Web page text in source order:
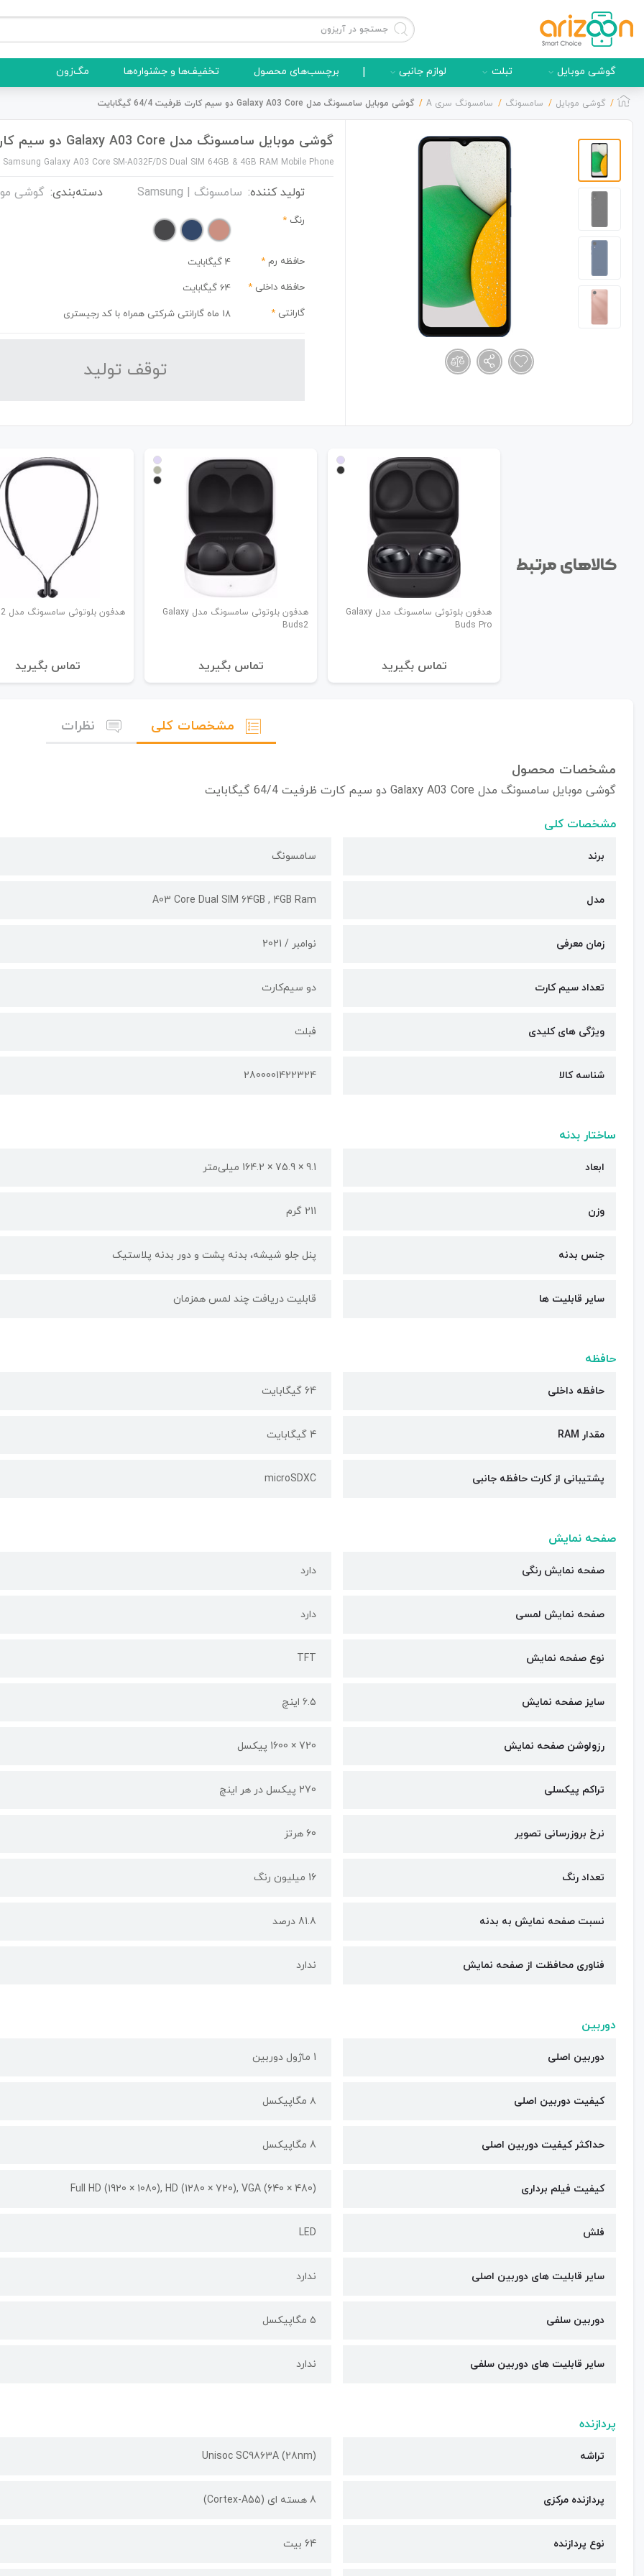
گوشی موبایل
لوازم جانبی
گوشی موبایل تبلت لوازم جانبی برچسب‌های محصول تخفیف‌ها و جشنواره‌ها مگ‌زون
گوشی موبایل سامسونگ سامسونگ سری A گوشی موبایل سامسونگ مدل Galaxy A03 Core دو سیم کارت ظرفیت 64/4 گیگابایت
گوشی موبایل سامسونگ مدل Galaxy A03 Core دو سیم کارت ظرفیت 64/4 گیگابایت
Samsung Galaxy A03 Core SM-A032F/DS Dual SIM 64GB & 4GB RAM Mobile Phone
تولید کننده: سامسونگ | Samsung دسته‌بندی: گوشی
رنگ *
حافظه رم *
4 گیگابایت
حافظه داخلی *
64 گیگابایت
گارانتی * 18 ماه گارانتی شرکتی همراه با کد رجیستری
توقف تولید
کالاهای مرتبط
هدفون بلوتوثی سامسونگ مدل Galaxy
Buds Pro
تماس بگیرید
هدفون بلوتوثی سامسونگ مدل Galaxy
Buds2
تماس بگیرید
هدفون بلوتوثی سامسونگ مدل Level U2
تماس بگیرید
مشخصات کلی نظرات
مشخصات محصول
گوشی موبایل سامسونگ مدل Galaxy A03 Core دو سیم کارت ظرفیت 64/4 گیگابایت
مشخصات کلی
برند سامسونگ
مدل A03 Core Dual SIM 64GB , 4GB Ram
زمان معرفی نوامبر / 2021
تعداد سیم کارت دو سیم‌کارت
ویژگی های کلیدی فبلت
شناسه کالا 2800001422324
ساختار بدنه
ابعاد 9.1 × 75.9 × 164.2 میلی‌متر
وزن 211 گرم
جنس بدنه پنل جلو شیشه، بدنه پشت و دور بدنه پلاستیک
سایر قابلیت ها قابلیت دریافت چند لمس همزمان
حافظه
حافظه داخلی 64 گیگابایت
مقدار RAM 4 گیگابایت
پشتیبانی از کارت حافظه جانبی microSDXC
صفحه نمایش
صفحه نمایش رنگی دارد
صفحه نمایش لمسی دارد
نوع صفحه نمایش TFT
سایز صفحه نمایش ۶.۵ اینچ
رزولوشن صفحه نمایش 720 × 1600 پیکسل
تراکم پیکسلی 270 پیکسل در هر اینچ
نرخ بروزرسانی تصویر 60 هرتز
تعداد رنگ 16 میلیون رنگ
نسبت صفحه نمایش به بدنه 81.8 درصد
فناوری محافظت از صفحه نمایش ندارد
دوربین
دوربین اصلی 1 ماژول دوربین
کیفیت دوربین‌ اصلی ۸ مگاپیکسل
حداکثر کیفیت دوربین اصلی 8 مگاپیکسل
کیفیت فیلم برداری (Full HD (1920 × 1080), HD (1280 × 720), VGA (640 × 480
فلش LED
سایر قابلیت های دوربین اصلی ندارد
دوربین سلفی ۵ مگاپیکسل
سایر قابلیت های دوربین سلفی ندارد
پردازنده
تراشه Unisoc SC9863A (28nm)
پردازنده مرکزی 8 هسته ای (Cortex-A55)
نوع پردازنده 64 بیت